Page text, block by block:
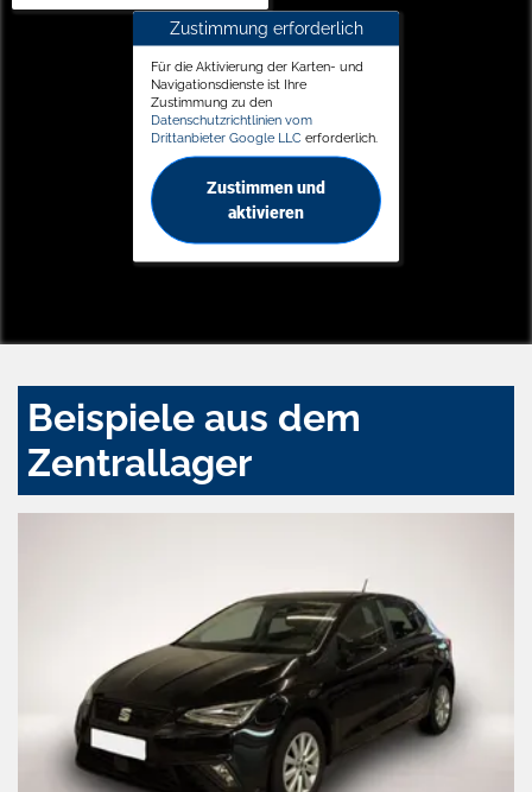
Zustimmung erforderlich
Für die Aktivierung der Karten- und
Navigationsdienste ist Ihre
Zustimmung zu den
Datenschutzrichtlinien vom
Drittanbieter Google LLC erforderlich.
Zustimmen und
aktivieren
Beispiele aus dem
Zentrallager